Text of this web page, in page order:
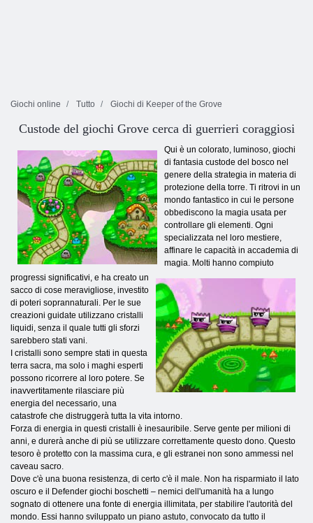
Giochi online Tutto Giochi di Keeper of the Grove
Custode del giochi Grove cerca di guerrieri coraggiosi
Qui è un colorato, luminoso, giochi
di fantasia custode del bosco nel
genere della strategia in materia di
protezione della torre. Ti ritrovi in un
mondo fantastico in cui le persone
obbediscono la magia usata per
controllare gli elementi. Ogni
specializzata nel loro mestiere,
affinare le capacità in accademia di
magia. Molti hanno compiuto
progressi significativi, e ha creato un
sacco di cose meravigliose, investito
di poteri soprannaturali. Per le sue
creazioni guidate utilizzano cristalli
liquidi, senza il quale tutti gli sforzi
sarebbero stati vani.
I cristalli sono sempre stati in questa
terra sacra, ma solo i maghi esperti
possono ricorrere al loro potere. Se
inavvertitamente rilasciare più
energia del necessario, una
catastrofe che distruggerà tutta la vita intorno.
Forza di energia in questi cristalli è inesauribile. Serve gente per milioni di
anni, e durerà anche di più se utilizzare correttamente questo dono. Questo
tesoro è protetto con la massima cura, e gli estranei non sono ammessi nel
caveau sacro.
Dove c'è una buona resistenza, di certo c'è il male. Non ha risparmiato il lato
oscuro e il Defender giochi boschetti – nemici dell'umanità ha a lungo
sognato di ottenere una fonte di energia illimitata, per stabilire l'autorità del
mondo. Essi hanno sviluppato un piano astuto, convocato da tutto il